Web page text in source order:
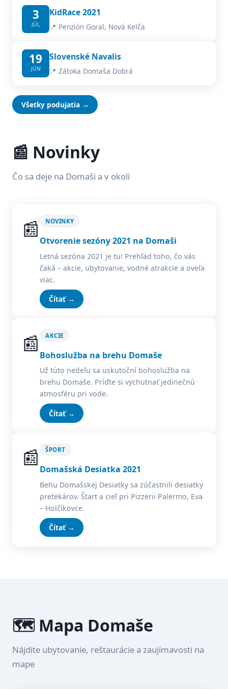
3
JÚL
KidRace 2021
📍 Penzión Goral, Nová Kelča
19
JÚN
Slovenské Navalis
📍 Zátoka Domaša Dobrá
Všetky podujatia →
📰 Novinky
Čo sa deje na Domaši a v okolí
📰 NOVINKY
Otvorenie sezóny 2021 na Domaši
Letná sezóna 2021 je tu! Prehľad toho, čo vás
čaká – akcie, ubytovanie, vodné atrakcie a oveľa
viac.
Čítať →
📰 AKCIE
Bohoslužba na brehu Domaše
Už túto nedeľu sa uskutoční bohoslužba na
brehu Domaše. Príďte si vychutnať jedinečnú
atmosféru pri vode.
Čítať →
📰 ŠPORT
Domašská Desiatka 2021
Behu Domašskej Desiatky sa zúčastnili desiatky
pretekárov. Štart a cieľ pri Pizzerii Palermo, Eva
– Holčíkovce.
Čítať →
🗺️ Mapa Domaše
Nájdite ubytovanie, reštaurácie a zaujímavosti na
mape